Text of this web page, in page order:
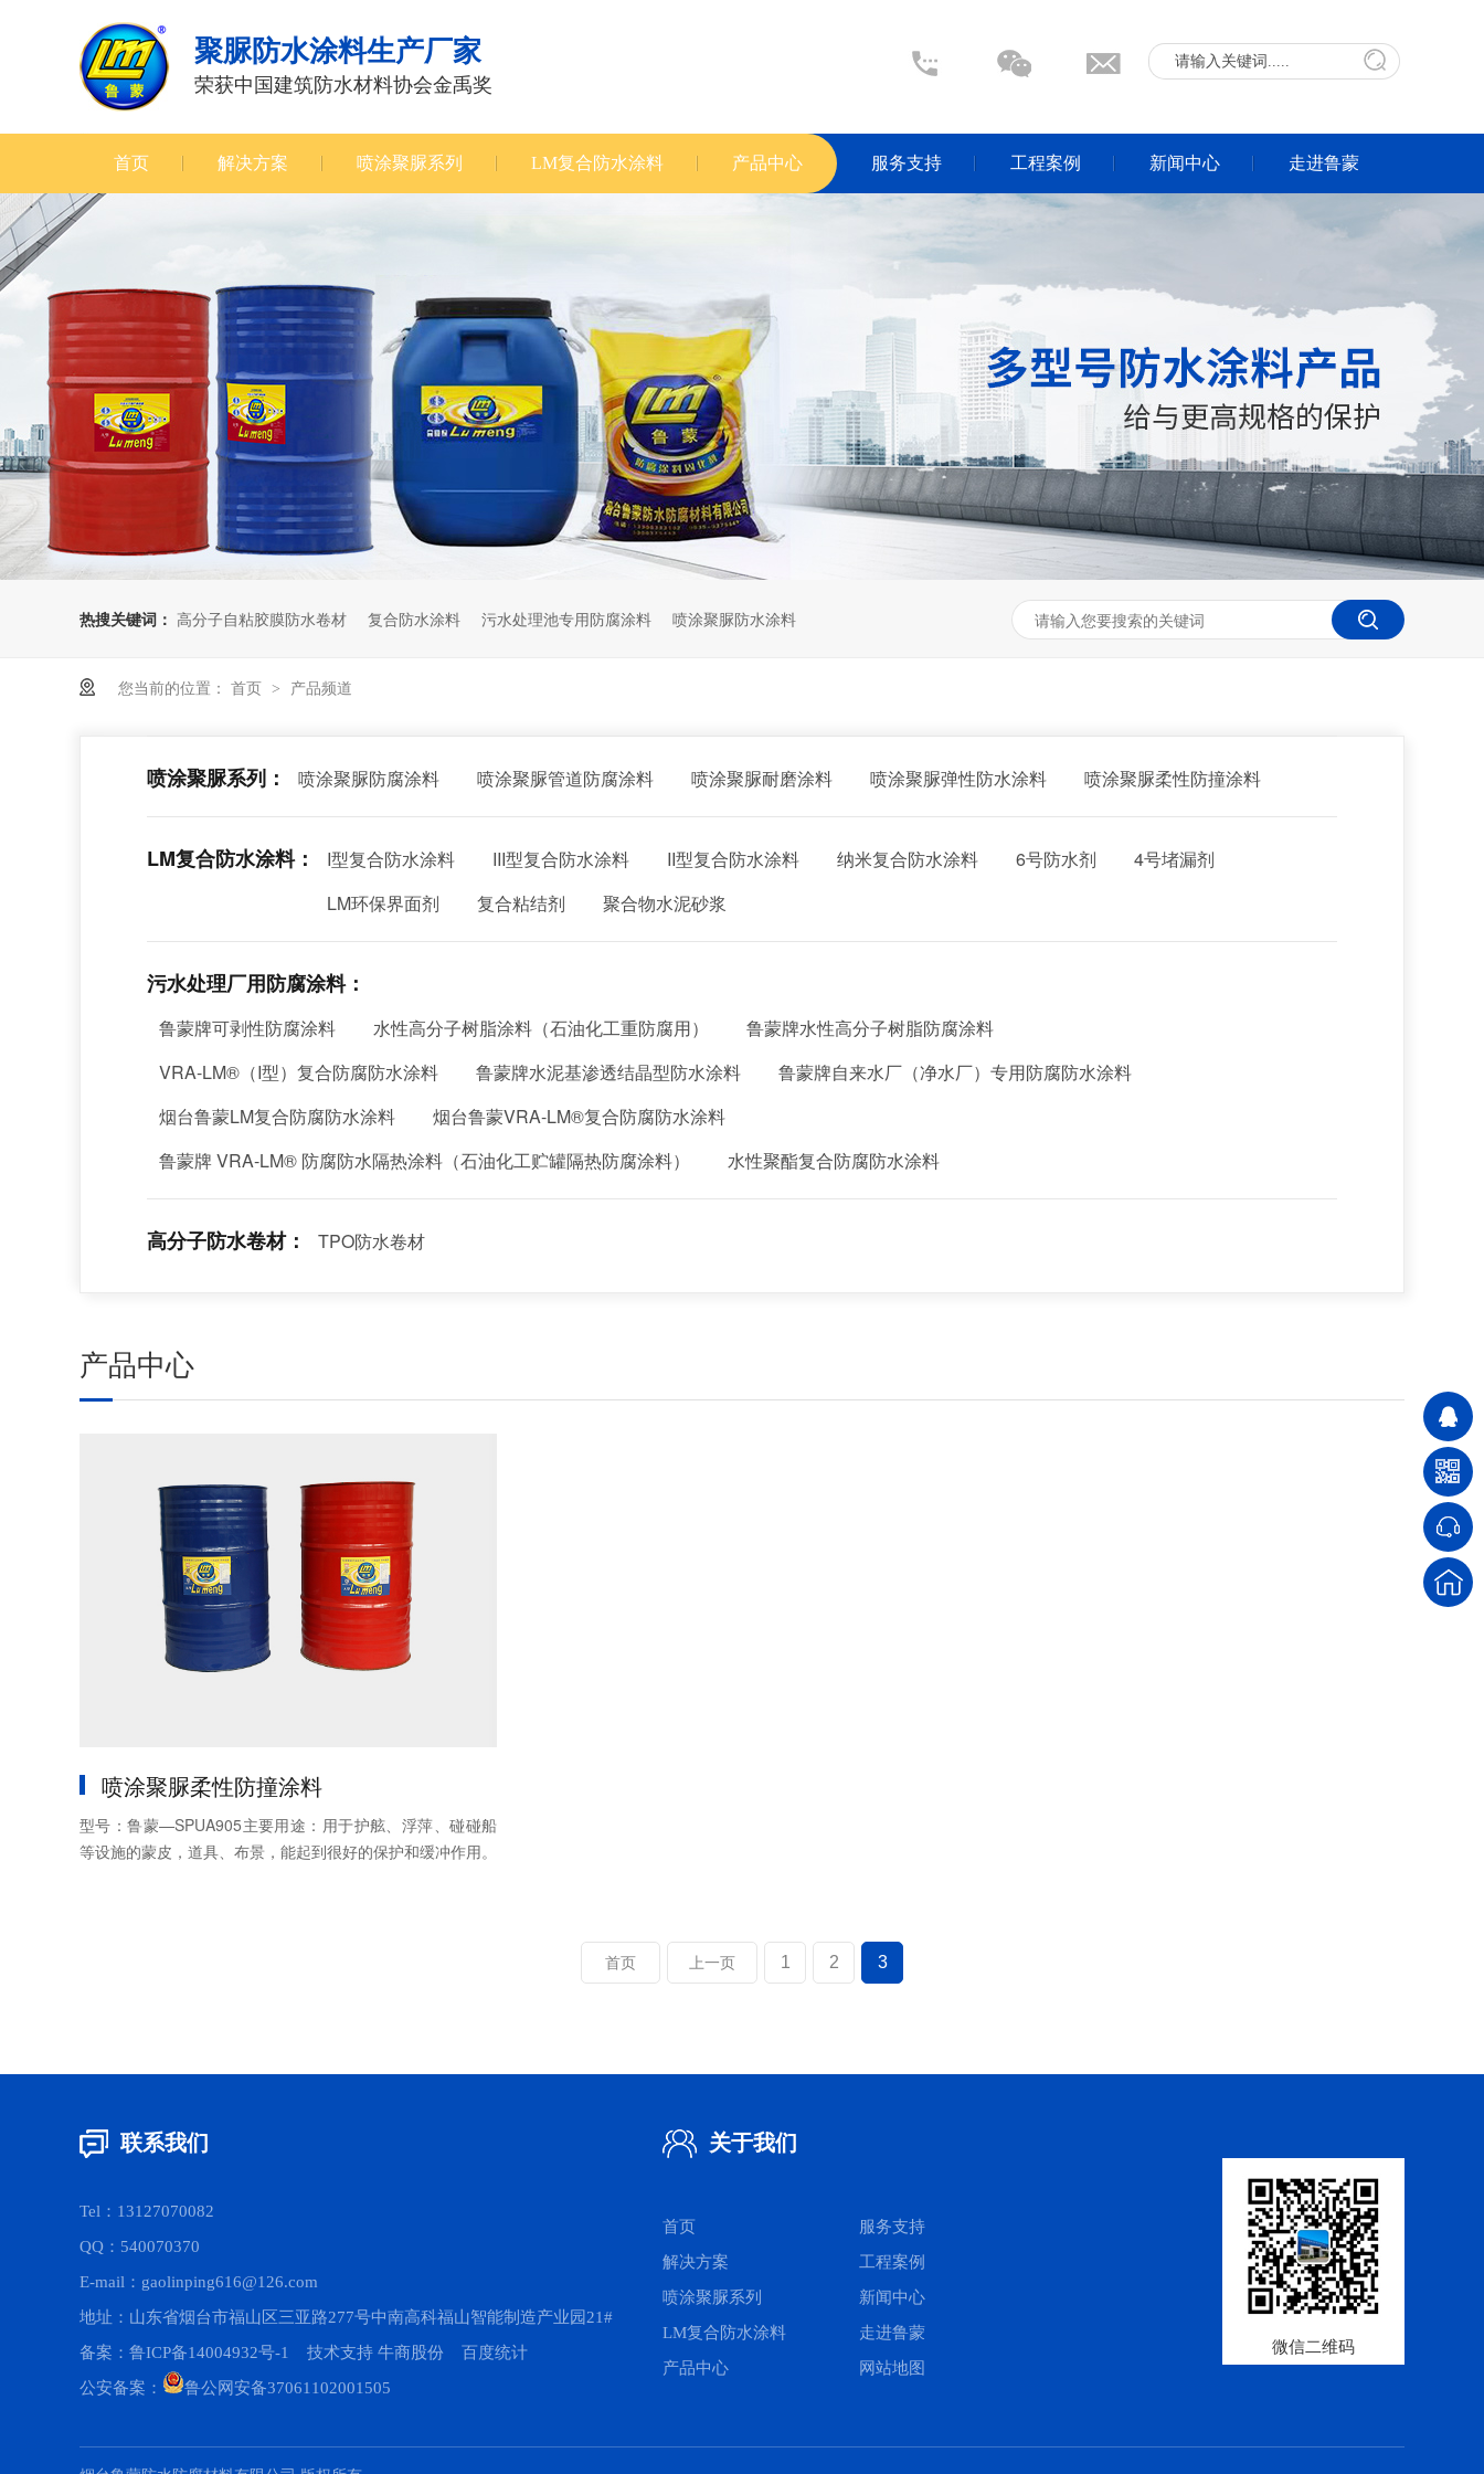
聚脲防水涂料生产厂家
荣获中国建筑防水材料协会金禹奖
首页 解决方案 喷涂聚脲系列 LM复合防水涂料 产品中心 服务支持 工程案例 新闻中心 走进鲁蒙
热搜关键词： 高分子自粘胶膜防水卷材 复合防水涂料 污水处理池专用防腐涂料 喷涂聚脲防水涂料
您当前的位置： 首页 > 产品频道
喷涂聚脲系列： 喷涂聚脲防腐涂料 喷涂聚脲管道防腐涂料 喷涂聚脲耐磨涂料 喷涂聚脲弹性防水涂料 喷涂聚脲柔性防撞涂料
LM复合防水涂料： I型复合防水涂料 III型复合防水涂料 II型复合防水涂料 纳米复合防水涂料 6号防水剂
4号堵漏剂
LM环保界面剂
复合粘结剂 聚合物水泥砂浆
污水处理厂用防腐涂料：
鲁蒙牌可剥性防腐涂料 水性高分子树脂涂料（石油化工重防腐用）
鲁蒙牌水性高分子树脂防腐涂料
VRA-LM®（I型）复合防腐防水涂料
鲁蒙牌水泥基渗透结晶型防水涂料
鲁蒙牌自来水厂（净水厂）专用防腐防水涂料
烟台鲁蒙LM复合防腐防水涂料
烟台鲁蒙VRA-LM®复合防腐防水涂料
鲁蒙牌 VRA-LM® 防腐防水隔热涂料（石油化工贮罐隔热防腐涂料）
水性聚酯复合防腐防水涂料
高分子防水卷材： TPO防水卷材
产品中心
喷涂聚脲柔性防撞涂料
型号：鲁蒙—SPUA905主要用途：用于护舷、浮萍、碰碰船
等设施的蒙皮，道具、布景，能起到很好的保护和缓冲作用。
首页 上一页 1 2 3
联系我们
Tel：13127070082
QQ：540070370
E-mail：gaolinping616@126.com
地址：山东省烟台市福山区三亚路277号中南高科福山智能制造产业园21#
备案： 鲁ICP备14004932号-1
技术支持 牛商股份 百度统计
公安备案：
鲁公网安备37061102001505
关于我们
首页
服务支持
解决方案
工程案例
喷涂聚脲系列
新闻中心
LM复合防水涂料
走进鲁蒙
产品中心
网站地图
微信二维码